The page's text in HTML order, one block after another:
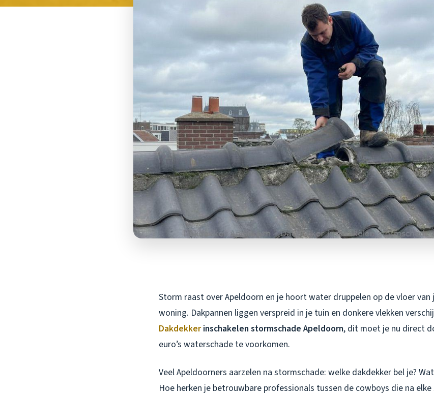
Storm raast over Apeldoorn en je hoort water druppelen op de vloer
woning. Dakpannen liggen verspreid in je tuin en donkere vlekken
Dakdekkerinschakelen stormschade Apeldoorn, dit moet je nu direct
euro’s waterschade te voorkomen.
Veel Apeldoorners aarzelen na stormschade: welke dakdekker bel je?
Hoe herken je betrouwbare professionals tussen de cowboys die na